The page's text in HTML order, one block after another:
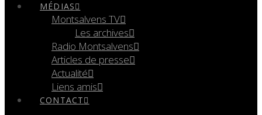
MÉDIAS
Montsalvens TV
Les archives
Radio Montsalvens
Articles de presse
Actualité
Liens amis
CONTACT